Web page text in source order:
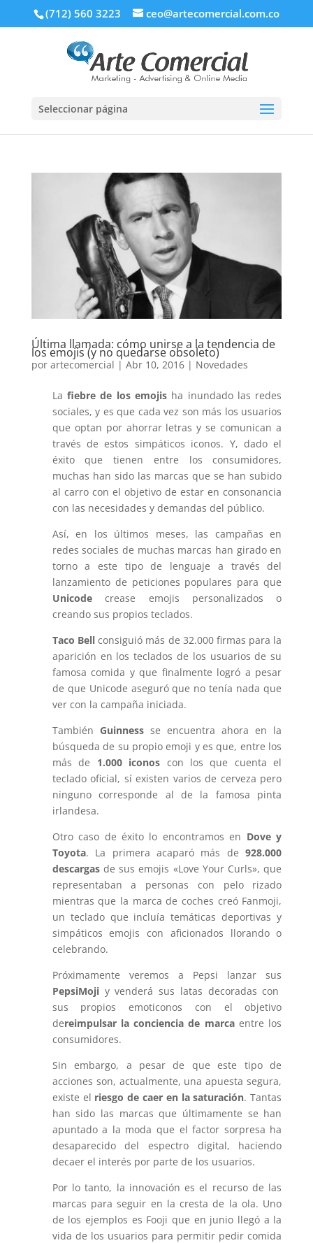
(712) 560 3223 ceo@artecomercial.com.co
Seleccionar página
Última llamada: cómo unirse a la tendencia de
los emojis (y no quedarse obsoleto)
por artecomercial | Abr 10, 2016| Novedades
Lafiebre de los emojis ha inundado las redes
sociales, y es que cada vez son más los usuarios
que optan por ahorrar letras y se comunican a
través de estos simpáticos iconos. Y, dado el
éxito que tienen entre los consumidores,
muchas han sido las marcas que se han subido
al carro con el objetivo de estar en consonancia
con las necesidades y demandas del público.
Así, en los últimos meses, las campañas en
redes sociales de muchas marcas han girado en
torno a este tipo de lenguaje a través del
lanzamiento de peticiones populares para que
Unicodecrease emojis personalizados o
creando sus propios teclados.
Taco Bellconsiguió más de 32.000 firmas para la
aparición en los teclados de los usuarios de su
famosa comida y que finalmente logró a pesar
de que Unicode aseguró que no tenía nada que
ver con la campaña iniciada.
También Guinnessse encuentra ahora en la
búsqueda de su propio emoji y es que, entre los
más de 1.000 iconos con los que cuenta el
teclado oficial, sí existen varios de cerveza pero
ninguno corresponde al de la famosa pinta
irlandesa.
Otro caso de éxito lo encontramos en Dove y
Toyota. La primera acaparó más de928.000
descargasde sus emojis «Love Your Curls», que
representaban a personas con pelo rizado
mientras que la marca de coches creó Fanmoji,
un teclado que incluía temáticas deportivas y
simpáticos emojis con aficionados llorando o
celebrando.
Próximamente veremos a Pepsi lanzar sus
PepsiMojiy venderá sus latas decoradas con
sus propios emoticonos con el objetivo
dereimpulsar la conciencia de marcaentre los
consumidores.
Sin embargo, a pesar de que este tipo de
acciones son, actualmente, una apuesta segura,
existe el riesgo de caer en la saturación. Tantas
han sido las marcas que últimamente se han
apuntado a la moda que el factor sorpresa ha
desaparecido del espectro digital, haciendo
decaer el interés por parte de los usuarios.
Por lo tanto, la innovación es el recurso de las
marcas para seguir en la cresta de la ola. Uno
de los ejemplos es Fooji que en junio llegó a la
vida de los usuarios para permitir pedir comida